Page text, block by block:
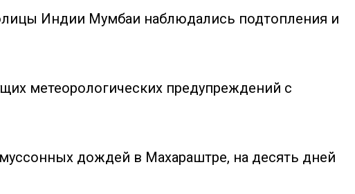
Индии Мумбаи наблюдались подтопления и
метеорологических предупреждений с
дождей в Махараштре, на десять дней